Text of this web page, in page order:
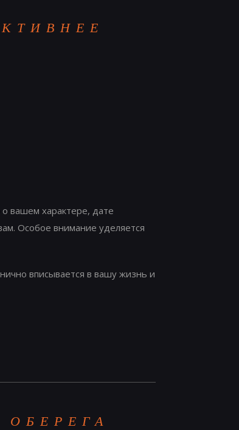
вашем характере, дате
Особое внимание уделяется
вписывается в вашу жизнь и